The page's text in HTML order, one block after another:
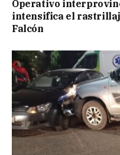
Operativo
intensifica el
Falcón